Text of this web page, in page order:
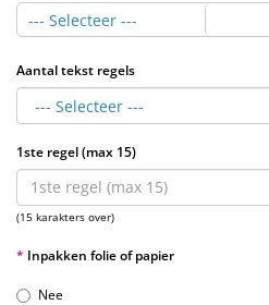
--- Selecteer ---
Aantal tekst regels
1ste regel (max 15)
(15 karakters over)
Inpakken folie of papier
Nee